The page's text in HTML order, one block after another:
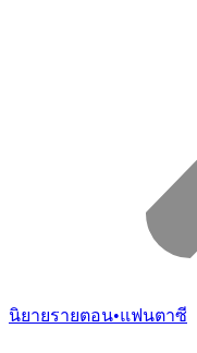
นิยายรายตอน•แฟนตาซี